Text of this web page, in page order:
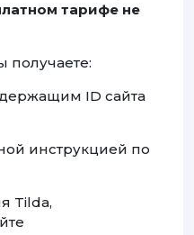
тарифе не
получаете:
ID сайта
инструкцией по
Tilda,